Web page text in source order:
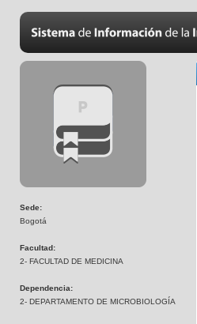
Sede:
Bogotá
Facultad:
2- FACULTAD DE MEDICINA
Dependencia:
2- DEPARTAMENTO DE MICROBIOLOGÍA